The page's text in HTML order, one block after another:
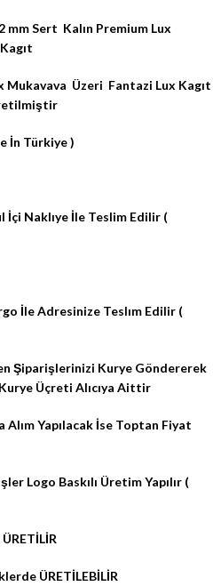
mm Sert Kalın Premium Lux
Mukavava Üzeri Fantazi Lux Kagıt
İn Türkiye )
Naklıye İle Teslim Edilir (
İle Adresinize Teslım Edilir (
Şiparişlerinizi Kurye Göndererek
Üçreti Alıcıya Aittir
Yapılacak İse Toptan Fiyat
Logo Baskılı Üretim Yapılır (
ÜRETİLEBİLİR